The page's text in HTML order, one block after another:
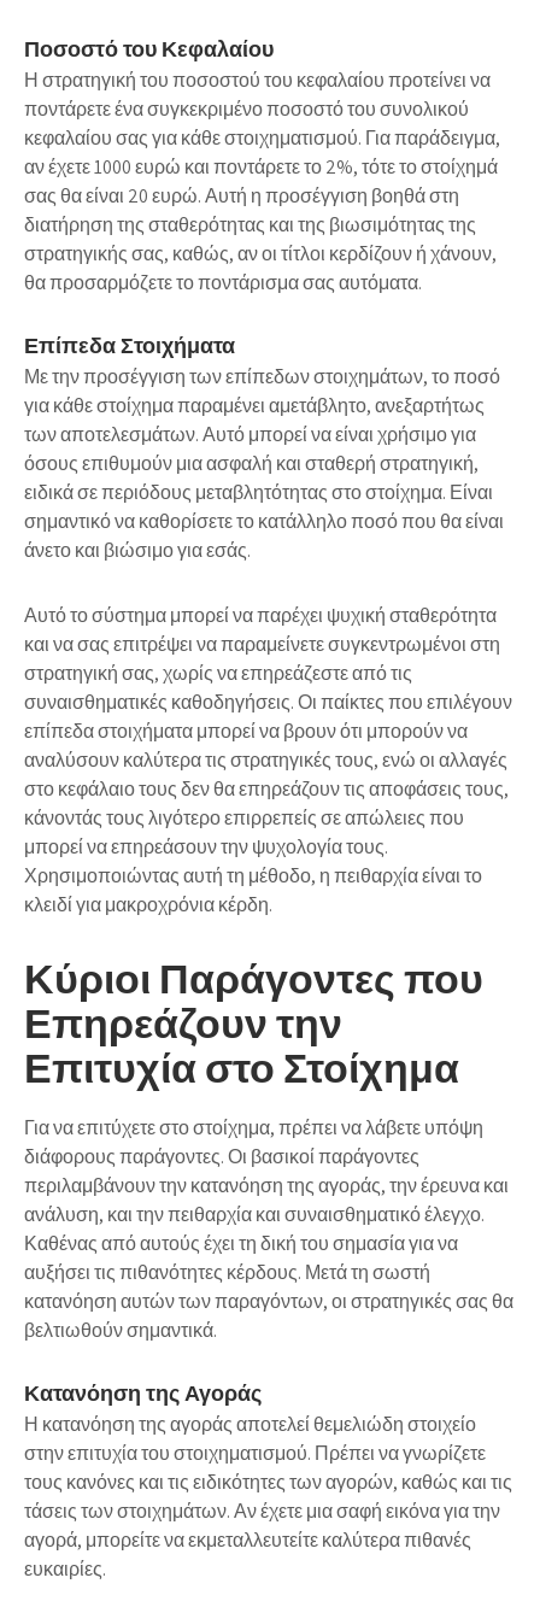
Ποσοστό του Κεφαλαίου
Η στρατηγική τουποσοστού του κεφαλαίουπροτείνει να
ποντάρετε ένα συγκεκριμένο ποσοστό του συνολικού
κεφαλαίου σας για κάθε στοιχηματισμού. Για παράδειγμα,
αν έχετε 1000 ευρώ και ποντάρετε το 2%, τότε το στοίχημά
σας θα είναι 20 ευρώ. Αυτή η προσέγγιση βοηθά στη
διατήρηση της σταθερότητας και της βιωσιμότητας της
στρατηγικής σας, καθώς, αν οι τίτλοι κερδίζουν ή χάνουν,
θα προσαρμόζετε το ποντάρισμα σας αυτόματα.
Επίπεδα Στοιχήματα
Με την προσέγγιση τωνεπίπεδων στοιχημάτων, το ποσό
για κάθε στοίχημα παραμένει αμετάβλητο, ανεξαρτήτως
των αποτελεσμάτων. Αυτό μπορεί να είναι χρήσιμο για
όσους επιθυμούν μια ασφαλή και σταθερή στρατηγική,
ειδικά σε περιόδους μεταβλητότητας στο στοίχημα. Είναι
σημαντικό να καθορίσετε το κατάλληλο ποσό που θα είναι
άνετο και βιώσιμο για εσάς.
Αυτό το σύστημα μπορεί να παρέχει ψυχική σταθερότητα
και να σας επιτρέψει να παραμείνετε συγκεντρωμένοι στη
στρατηγική σας, χωρίς να επηρεάζεστε από τις
συναισθηματικές καθοδηγήσεις. Οι παίκτες που επιλέγουν
επίπεδα στοιχήματαμπορεί να βρουν ότι μπορούν να
αναλύσουν καλύτερα τις στρατηγικές τους, ενώ οι αλλαγές
στο κεφάλαιο τους δεν θα επηρεάζουν τις αποφάσεις τους,
κάνοντάς τους λιγότερο επιρρεπείς σε απώλειες που
μπορεί να επηρεάσουν την ψυχολογία τους.
Χρησιμοποιώντας αυτή τη μέθοδο, η πειθαρχία είναι το
κλειδί για μακροχρόνια κέρδη.
Κύριοι Παράγοντες που
Επηρεάζουν την
Επιτυχία στο Στοίχημα
Για να επιτύχετε στο στοίχημα, πρέπει να λάβετε υπόψη
διάφορους παράγοντες. Οι βασικοί παράγοντες
περιλαμβάνουν τηνκατανόηση της αγοράς, τηνέρευνα και
ανάλυση, και τηνπειθαρχία και συναισθηματικό έλεγχο.
Καθένας από αυτούς έχει τη δική του σημασία για να
αυξήσει τις πιθανότητες κέρδους. Μετάτη σωστή
κατανόηση αυτών των παραγόντων, οι στρατηγικές σας θα
βελτιωθούν σημαντικά.
Κατανόηση της Αγοράς
Η κατανόηση της αγοράςαποτελεί θεμελιώδη στοιχείο
στην επιτυχία του στοιχηματισμού. Πρέπει να γνωρίζετε
τους κανόνες και τις ειδικότητες των αγορών, καθώς και τις
τάσεις των στοιχημάτων. Αν έχετε μια σαφή εικόνα για την
αγορά, μπορείτε να εκμεταλλευτείτε καλύτερα πιθανές
ευκαιρίες.